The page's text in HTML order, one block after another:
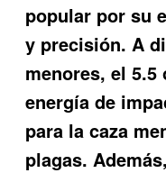
popular por su
y precisión. A
menores, el
energía de
para la caza
plagas.